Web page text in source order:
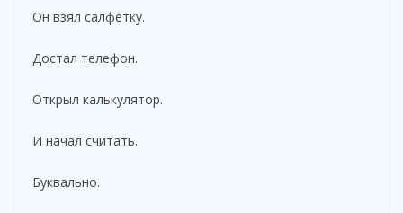
Он взял салфетку.
Достал телефон.
Открыл калькулятор.
И начал считать.
Буквально.